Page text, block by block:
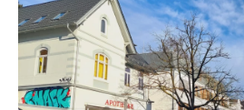
sich ein hölzernes
angrenzenden Friedhof findet
Grabmale von Fischern,